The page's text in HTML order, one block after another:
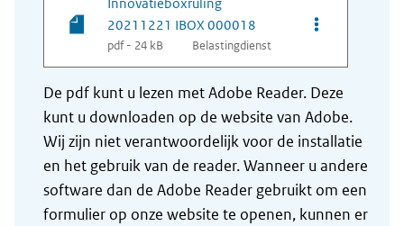
20211221 IBOX 000018
pdf - 24 kB Belastingdienst
Opties van
De pdf kunt u lezen met Adobe Reader. Deze
kunt u downloaden op de website van Adobe.
Wij zijn niet verantwoordelijk voor de installatie
en het gebruik van de reader. Wanneer u andere
software dan de Adobe Reader gebruikt om een
formulier op onze website te openen, kunnen er